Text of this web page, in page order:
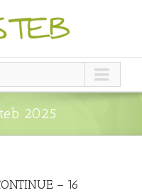
2025
– 16